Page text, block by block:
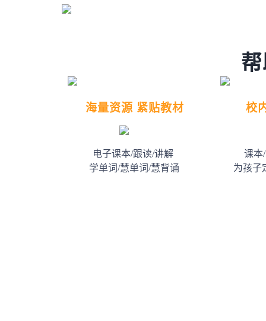
海量资源 紧贴教材
电子课本/跟读/讲解
学单词/慧单词/慧背诵
校
课本
为孩子